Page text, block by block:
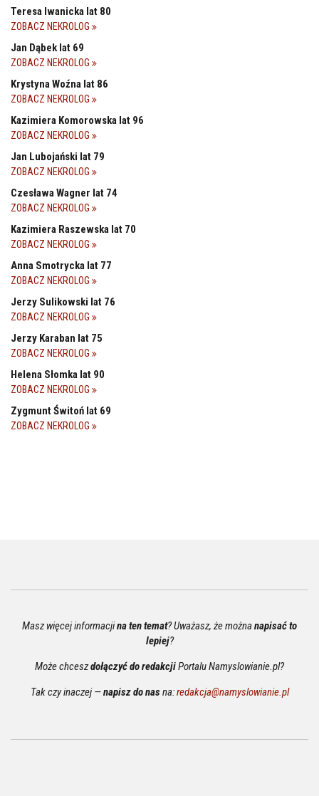
Teresa Iwanicka lat 80
ZOBACZ NEKROLOG
Jan Dąbek lat 69
ZOBACZ NEKROLOG
Krystyna Woźna lat 86
ZOBACZ NEKROLOG
Kazimiera Komorowska lat 96
ZOBACZ NEKROLOG
Jan Lubojański lat 79
ZOBACZ NEKROLOG
Czesława Wagner lat 74
ZOBACZ NEKROLOG
Kazimiera Raszewska lat 70
ZOBACZ NEKROLOG
Anna Smotrycka lat 77
ZOBACZ NEKROLOG
Jerzy Sulikowski lat 76
ZOBACZ NEKROLOG
Jerzy Karaban lat 75
ZOBACZ NEKROLOG
Helena Słomka lat 90
ZOBACZ NEKROLOG
Zygmunt Świtoń lat 69
ZOBACZ NEKROLOG
Masz więcej informacjina ten temat? Uważasz, że możnanapisać to
lepiej?
Może chceszdołączyć do redakcjiPortalu Namyslowianie.pl?
Tak czy inaczej —napisz do nasna:redakcja@namyslowianie.pl